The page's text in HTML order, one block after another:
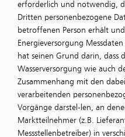
erforderlich und notwendig,
Dritten personenbezogene
betroffenen Person erhält
Energieversorgung
hat seinen Grund darin, dass
Wasserversorgung wie auch
Zusammenhang mit den
verarbeitenden
Vorgänge darstel-len, an
Marktteilnehmer (z.B.
Messstellenbetreiber) in